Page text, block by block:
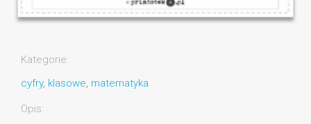
Kategorie:
cyfry, klasowe, matematyka
Opis: